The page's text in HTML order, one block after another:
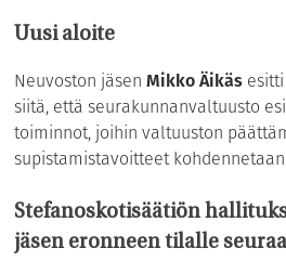
Uusi aloite
Neuvoston jäsenMikko Äikäs
siitä, että seurakunnanvaltuusto
toiminnot, joihin valtuuston
supistamistavoitteet
Stefanoskotisäätiön
jäsen eronneen tilalle